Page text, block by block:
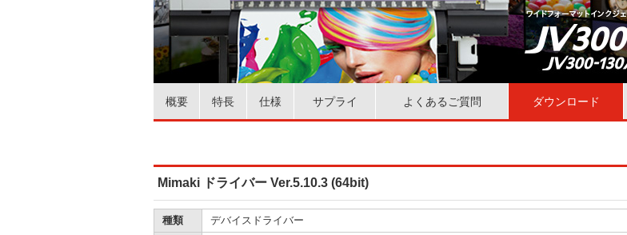
概要 特長 仕様 サプライ よくあるご質問 ダウンロード
Mimaki ドライバー Ver.5.10.3 (64bit)
種類
デバイスドライバー